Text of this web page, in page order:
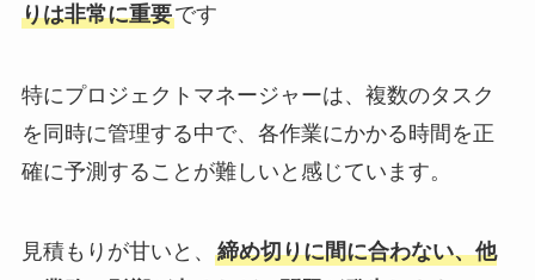
りは非常に重要です
特にプロジェクトマネージャーは、複数のタスク
を同時に管理する中で、各作業にかかる時間を正
確に予測することが難しいと感じています。
見積もりが甘いと、 締め切りに間に合わない、他